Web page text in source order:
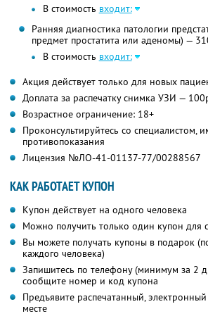
В стоимость входит:
Ранняя диагностика патологии
предмет простатита или аденомы) —
В стоимость входит:
Акция действует только для новых
Доплата за распечатку снимка УЗИ —
Возрастное ограничение: 18+
Проконсультируйтесь со специалистом,
противопоказания
Лицензия №ЛО-41-01137-77/00288567
КАК РАБОТАЕТ КУПОН
Купон действует на одного человека
Можно получить только один купон для
Вы можете получать купоны в подарок
каждого человека)
Запишитесь по телефону (минимум за 2
сообщите номер и код купона
Предъявите распечатанный,
месте